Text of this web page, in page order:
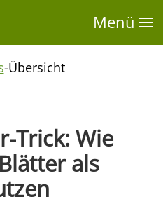
Menü
-Übersicht
Trick: Wie
als